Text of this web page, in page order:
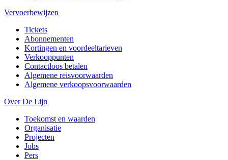
Vervoerbewijzen
Tickets
Abonnementen
Kortingen en voordeeltarieven
Verkooppunten
Contactloos betalen
Algemene reisvoorwaarden
Algemene verkoopsvoorwaarden
Over De Lijn
Toekomst en waarden
Organisatie
Projecten
Jobs
Pers